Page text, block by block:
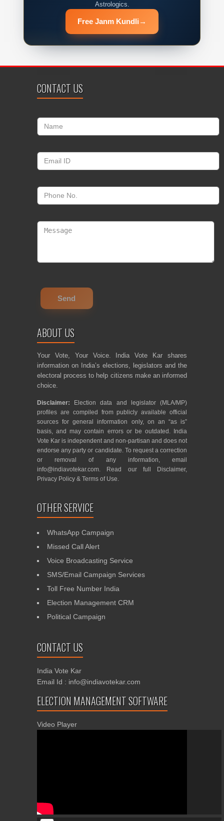
Astrologics.
Free Janm Kundli →
CONTACT US
ABOUT US
Your Vote, Your Voice. India Vote Kar shares
information on India’s elections, legislators and the
electoral process to help citizens make an informed
choice.
Disclaimer: Election data and legislator (MLA/MP)
profiles are compiled from publicly available official
sources for general information only, on an “as is”
basis, and may contain errors or be outdated. India
Vote Kar is independent and non-partisan and does not
endorse any party or candidate. To request a correction
or removal of any information, email
info@indiavotekar.com. Read our full Disclaimer,
Privacy Policy & Terms of Use.
OTHER SERVICE
WhatsApp Campaign
Missed Call Alert
Voice Broadcasting Service
SMS/Email Campaign Services
Toll Free Number India
Election Management CRM
Political Campaign
CONTACT US
India Vote Kar
Email Id : info@indiavotekar.com
ELECTION MANAGEMENT SOFTWARE
Video Player